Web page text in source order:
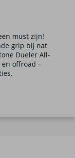
must zijn!
grip bij nat
Dueler All-
offroad –